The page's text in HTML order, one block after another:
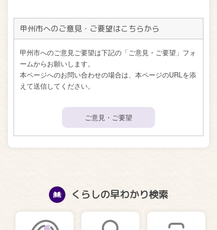
甲州市へのご意見・ご要望はこちらから
甲州市へのご意見ご要望は下記の「ご意見・ご要望」フォ
ームからお願いします。
本ページへのお問い合わせの場合は、本ページのURLを添
えて送信してください。
ご意見・ご要望
くらしの早わかり検索